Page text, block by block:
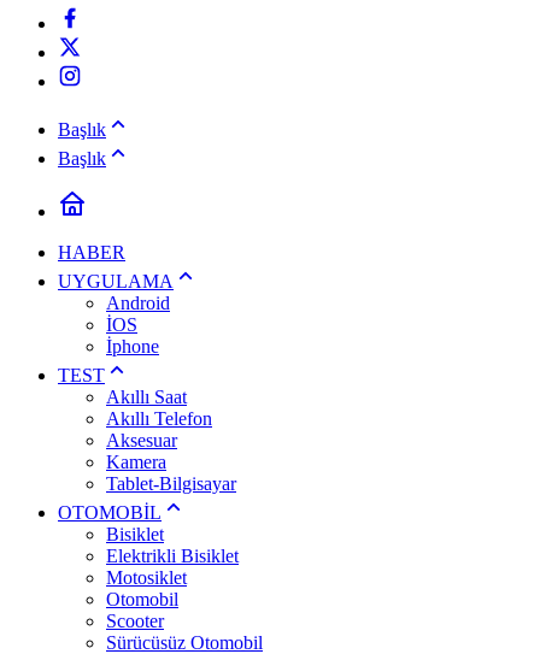
Başlık
Başlık
HABER
UYGULAMA
Android
İOS
İphone
TEST
Akıllı Saat
Akıllı Telefon
Aksesuar
Kamera
Tablet-Bilgisayar
OTOMOBİL
Bisiklet
Elektrikli Bisiklet
Motosiklet
Otomobil
Scooter
Sürücüsüz Otomobil